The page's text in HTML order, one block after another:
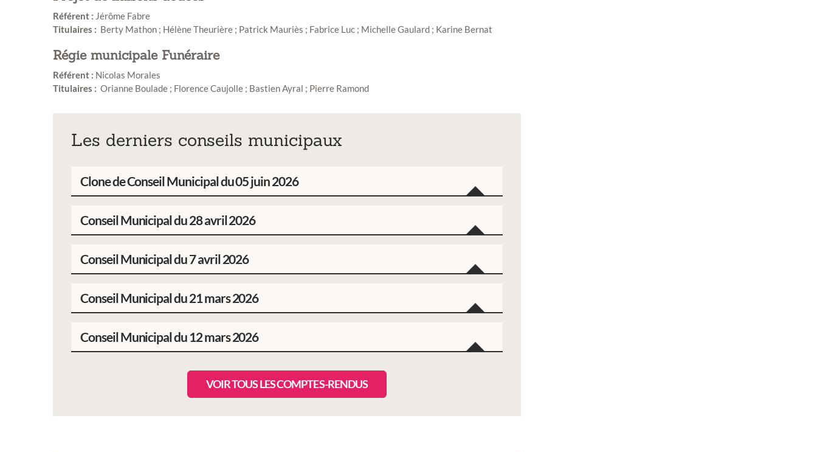
Référent : Jérôme Fabre
Titulaires : Berty Mathon ; Hélène Theurière ; Patrick Mauriès ; Fabrice Luc ; Michelle Gaulard ; Karine Bernat
Régie municipale Funéraire
Référent : Nicolas Morales
Titulaires : Orianne Boulade ; Florence Caujolle ; Bastien Ayral ; Pierre Ramond
Les derniers conseils municipaux
Clone de Conseil Municipal du 05 juin 2026
Conseil Municipal du 28 avril 2026
Conseil Municipal du 7 avril 2026
Conseil Municipal du 21 mars 2026
Conseil Municipal du 12 mars 2026
VOIR TOUS LES COMPTES-RENDUS